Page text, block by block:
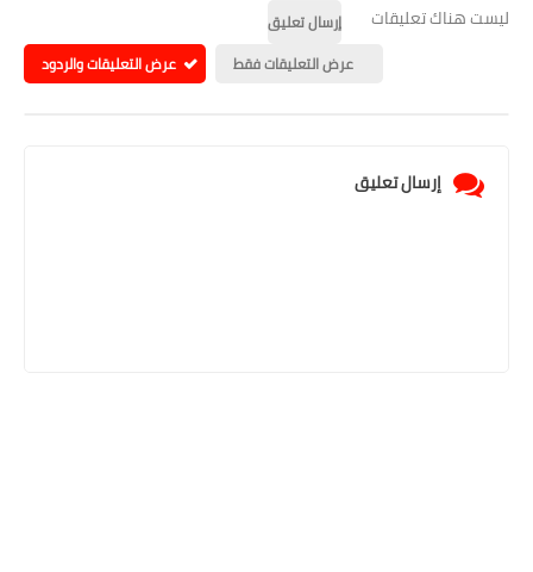
ليست هناك تعليقات
إرسال تعليق
عرض التعليقات فقط
عرض التعليقات والردود
إرسال تعليق